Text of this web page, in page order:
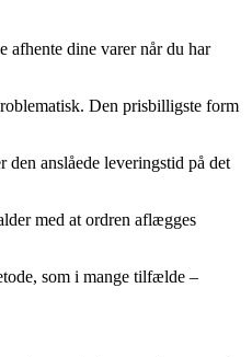
afhente dine varer når du har
Den prisbilligste form
anslåede leveringstid på det
med at ordren aflægges
som i mange tilfælde –